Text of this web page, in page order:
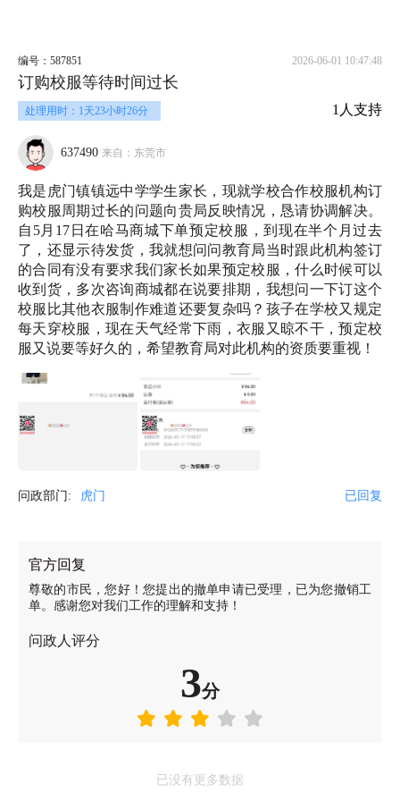
编号：587851 2026-06-01 10:47:48
订购校服等待时间过长
处理用时：1天23小时26分 1人支持
637490 来自：东莞市
我是虎门镇镇远中学学生家长，现就学校合作校服机构订
购校服周期过长的问题向贵局反映情况，恳请协调解决。
自5月17日在哈马商城下单预定校服，到现在半个月过去
了，还显示待发货，我就想问问教育局当时跟此机构签订
的合同有没有要求我们家长如果预定校服，什么时候可以
收到货，多次咨询商城都在说要排期，我想问一下订这个
校服比其他衣服制作难道还要复杂吗？孩子在学校又规定
每天穿校服，现在天气经常下雨，衣服又晾不干，预定校
服又说要等好久的，希望教育局对此机构的资质要重视！
问政部门: 虎门 已回复
官方回复
尊敬的市民，您好！您提出的撤单申请已受理，已为您撤销工
单。感谢您对我们工作的理解和支持！
问政人评分
3分
已没有更多数据